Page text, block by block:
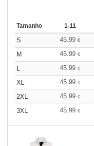
Tamanho 1-11
S 45.99 €
M
45.99 €
L
45.99 €
XL
45.99 €
2XL
45.99 €
3XL
45.99 €